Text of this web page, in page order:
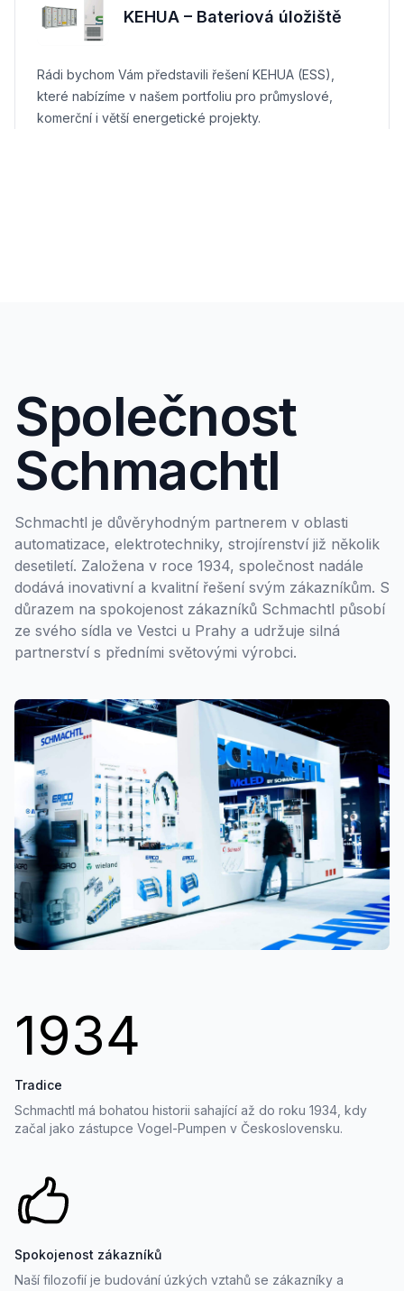
KEHUA – Bateriová úložiště
Rádi bychom Vám představili řešení KEHUA (ESS),
které nabízíme v našem portfoliu pro průmyslové,
komerční i větší energetické projekty.
Společnost
Schmachtl
Schmachtl je důvěryhodným partnerem v oblasti
automatizace, elektrotechniky, strojírenství již několik
desetiletí. Založena v roce 1934, společnost nadále
dodává inovativní a kvalitní řešení svým zákazníkům. S
důrazem na spokojenost zákazníků Schmachtl působí
ze svého sídla ve Vestci u Prahy a udržuje silná
partnerství s předními světovými výrobci.
1934
Tradice
Schmachtl má bohatou historii sahající až do roku 1934, kdy
začal jako zástupce Vogel-Pumpen v Československu.
Spokojenost zákazníků
Naší filozofií je budování úzkých vztahů se zákazníky a